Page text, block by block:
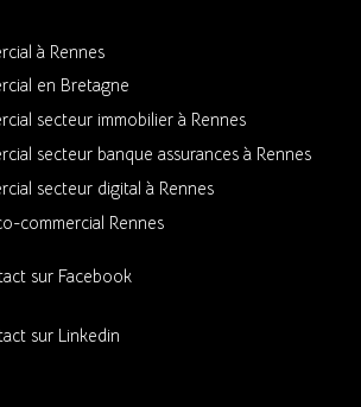
à Rennes
en Bretagne
secteur immobilier à Rennes
secteur banque assurances à Rennes
secteur digital à Rennes
commercial Rennes
sur Facebook
sur Linkedin